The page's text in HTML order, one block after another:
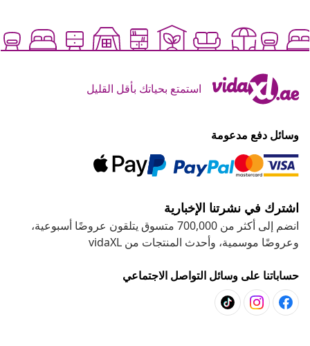
استمتع بحياتك بأقل القليل
وسائل دفع مدعومة
اشترك في نشرتنا الإخبارية
انضم إلى أكثر من 700,000 متسوق يتلقون عروضًا أسبوعية،
وعروضًا موسمية، وأحدث المنتجات من vidaXL
حساباتنا على وسائل التواصل الاجتماعي